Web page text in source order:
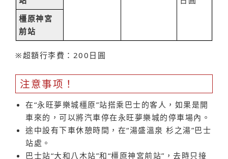
橿原神宮
前站
※超額行李費：200日圓
注意事项！
在“永旺夢樂城橿原”站搭乘巴士的客人，如果是開
車來的，可以將汽車停在永旺夢樂城的停車場內。
途中設有下車休憩時間，在“湯盛溫泉 杉之湯”巴士
站處。
巴士站“大和八木站”和“橿原神宮前站”，去時只接